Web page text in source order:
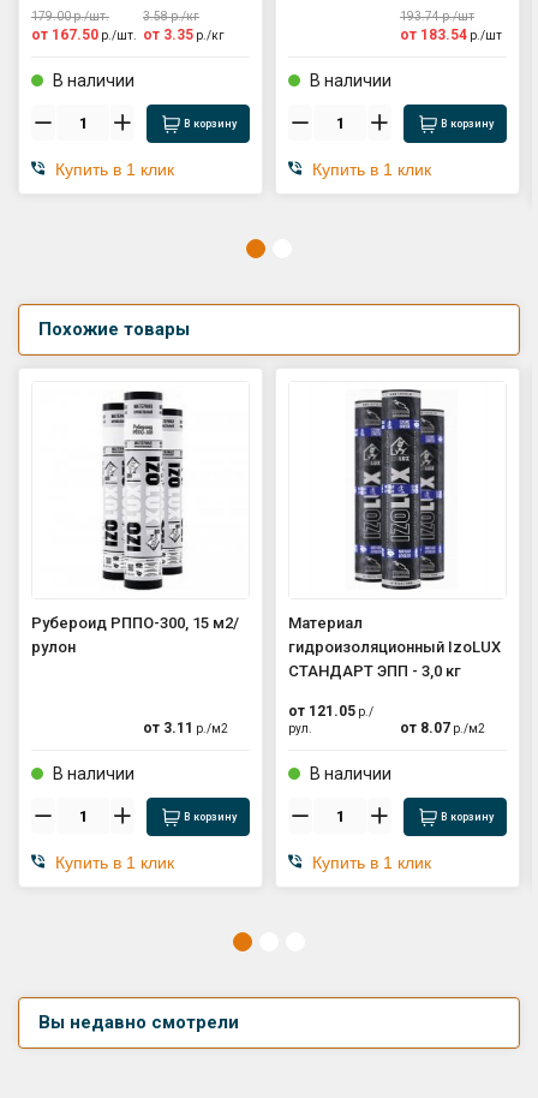
179.00р./шт.
от 167.50 р./шт.
3.58р./кг
от 3.35 р./кг
В наличии
В корзину
Купить в 1 клик
193.74р./шт
от 183.54 р./шт
В наличии
В корзину
Купить в 1 клик
Похожие товары
Рубероид РППО-300, 15 м2/
рулон
от 3.11 р./м2
В наличии
В корзину
Купить в 1 клик
Материал
гидроизоляционный IzoLUX
СТАНДАРТ ЭПП - 3,0 кг
от 121.05 р./
рул.
от 8.07 р./м2
В наличии
В корзину
Купить в 1 клик
Вы недавно смотрели